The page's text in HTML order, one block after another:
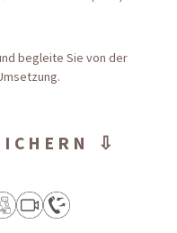
begleite Sie von der
⇩